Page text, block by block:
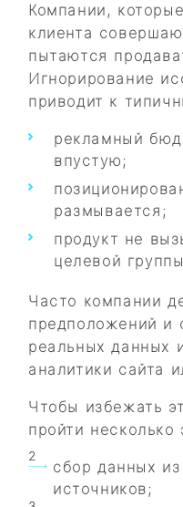
Компании,
клиента
пытаются
Игнорирование
приводит к
рекламный
впустую;
размывается;
продукт не
целевой
Часто компании
предположений и
реальных данных
аналитики сайта
Чтобы избежать
пройти несколько
сбор данных
источников;